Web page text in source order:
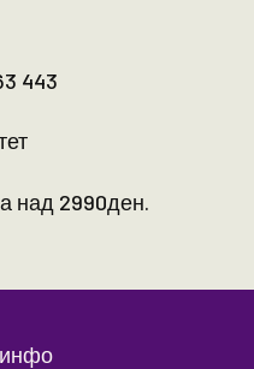
443
над 2990ден.
инфо